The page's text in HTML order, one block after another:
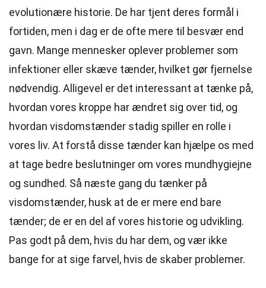
evolutionære historie. De har tjent deres formål i
fortiden, men i dag er de ofte mere til besvær end
gavn. Mange mennesker oplever problemer som
infektioner eller skæve tænder, hvilket gør fjernelse
nødvendig. Alligevel er det interessant at tænke på,
hvordan vores kroppe har ændret sig over tid, og
hvordan visdomstænder stadig spiller en rolle i
vores liv. At forstå disse tænder kan hjælpe os med
at tage bedre beslutninger om vores mundhygiejne
og sundhed. Så næste gang du tænker på
visdomstænder, husk at de er mere end bare
tænder; de er en del af vores historie og udvikling.
Pas godt på dem, hvis du har dem, og vær ikke
bange for at sige farvel, hvis de skaber problemer.